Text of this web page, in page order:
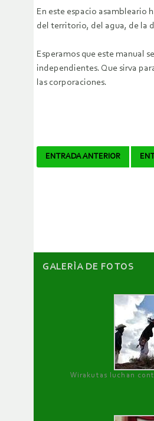
En este espacio asambleario
del territorio, del agua, de la
Esperamos que este manual
independientes. Que sirva
las corporaciones.
Navegador
ENTRADA ANTERIOR
GALERÌA DE FOTOS
Wirakutas luchan